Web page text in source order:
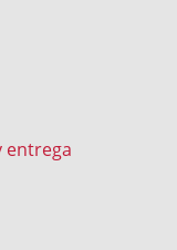
entrega